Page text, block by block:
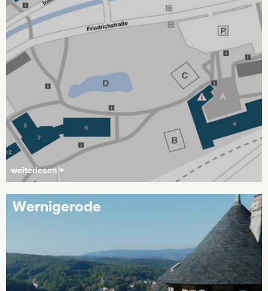
weiterlesen
Wernigerode